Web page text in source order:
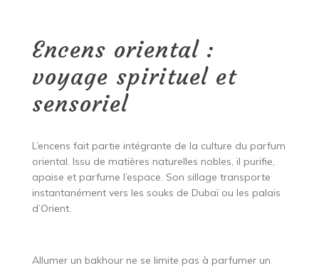
Encens oriental :
voyage spirituel et
sensoriel
L’encens fait partie intégrante de la culture du parfum
oriental. Issu de matières naturelles nobles, il purifie,
apaise et parfume l’espace. Son sillage transporte
instantanément vers les souks de Dubaï ou les palais
d’Orient.
Allumer un bakhour ne se limite pas à parfumer un